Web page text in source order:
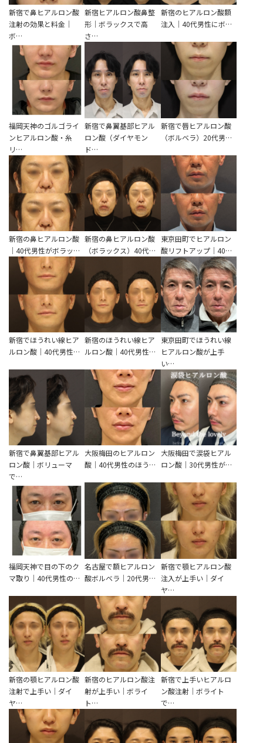
新宿で鼻ヒアルロン酸
注射の効果と料金｜
ボ…
新宿ヒアルロン酸鼻整
形｜ボラックスで高
さ…
新宿のヒアルロン酸額
注入｜40代男性にボ…
福岡天神のゴルゴライ
ンヒアルロン酸・糸
リ…
新宿で鼻翼基部ヒアル
ロン酸（ダイヤモン
ド…
新宿で唇ヒアルロン酸
（ボルベラ）20代男…
新宿の鼻ヒアルロン酸
｜40代男性がボラッ…
新宿の鼻ヒアルロン酸
（ボラックス）40代…
東京田町でヒアルロン
酸リフトアップ｜40…
新宿でほうれい線ヒア
ルロン酸｜40代男性…
新宿のほうれい線ヒア
ルロン酸｜40代男性…
東京田町でほうれい線
ヒアルロン酸が上手
い…
新宿で鼻翼基部ヒアル
ロン酸｜ボリューマ
で…
大阪梅田のヒアルロン
酸｜40代男性のほう…
大阪梅田で涙袋ヒアル
ロン酸｜30代男性が…
福岡天神で目の下のク
マ取り｜40代男性の…
名古屋で額ヒアルロン
酸ボルベラ｜20代男…
新宿で顎ヒアルロン酸
注入が上手い｜ダイ
ヤ…
新宿の顎ヒアルロン酸
注射で上手い｜ダイ
ヤ…
新宿のヒアルロン酸注
射が上手い｜ボライ
ト…
新宿で上手いヒアルロ
ン酸注射｜ボライト
で…